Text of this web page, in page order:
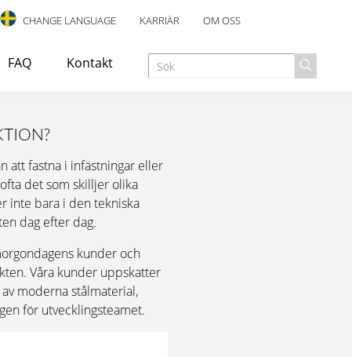
CHANGE LANGUAGE KARRIÄR OM OSS
som utrymningstrappa eller nödutgång i industri-,
FAQ Kontakt
att fastna i infästningar eller
det som skilljer olika
inte bara i den tekniska
dag efter dag.
kunder och
Våra kunder uppskatter
moderna stålmaterial,
för utvecklingsteamet.